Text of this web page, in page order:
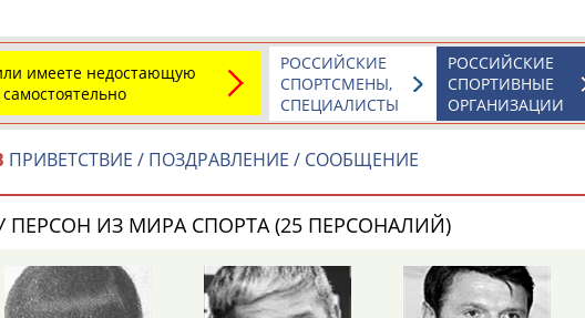
Юлия
АБАЛАКИНА
Дмитрий
АБАРЕНОВ
Тамилла
АБАСОВА
АБАЧАРАЕВ
имеете недостающую
РОССИЙСКИЕ
СПОРТИВНЫЕ
ОРГАНИЗАЦИИ
РОССИЙСКИЕ
СПОРТСМЕНЫ,
СПЕЦИАЛИСТЫ
ПРИВЕТСТВИЕ / ПОЗДРАВЛЕНИЕ / СООБЩЕНИЕ
ПЕРСОН ИЗ МИРА СПОРТА (25 ПЕРСОНАЛИЙ)